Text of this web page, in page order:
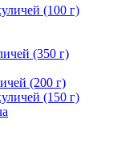
(100 г)
(350 г)
(200 г)
(150 г)